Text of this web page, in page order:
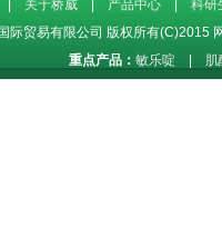
关于桥威 产品中心
科研
际贸易有限公司 版权所有(C)2015
重点产品： 敏乐啶 肌